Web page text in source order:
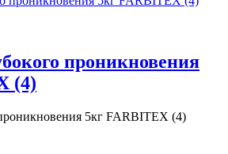
проникновения
(4)
5кг FARBITEX (4)